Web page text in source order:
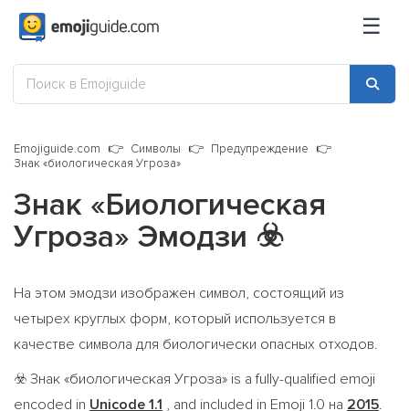
☰
Emojiguide.com Символы
Предупреждение
Знак «биологическая Угроза»
Знак «биологическая
Угроза» Эмодзи ☣️
На этом эмодзи изображен символ, состоящий из
четырех круглых форм, который используется в
качестве символа для биологически опасных отходов.
☣️ Знак «биологическая Угроза» is a fully-qualified emoji
encoded in Unicode 1.1 , and included in Emoji 1.0 на 2015.